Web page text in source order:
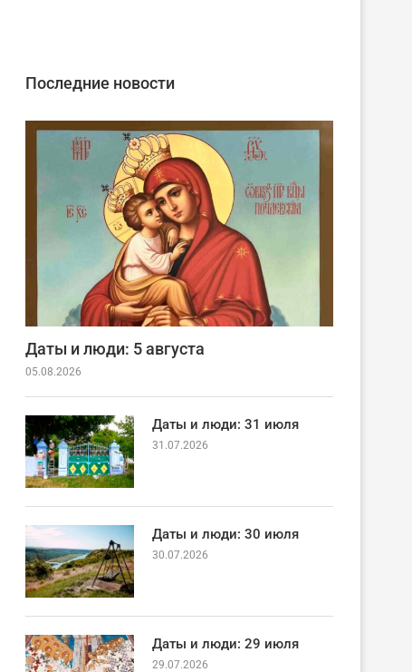
Последние новости
Даты и люди: 5 августа
05.08.2026
Даты и люди: 31 июля
31.07.2026
Даты и люди: 30 июля
30.07.2026
Даты и люди: 29 июля
29.07.2026